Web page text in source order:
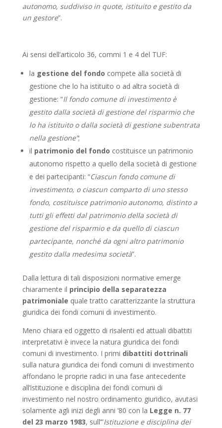
autonomo, suddiviso in quote, istituito e gestito da
un gestore”.
Ai sensi dell’articolo 36, commi 1 e 4 del TUF:
la gestione del fondo compete alla società di
gestione che lo ha istituito o ad altra società di
gestione: “Il fondo comune di investimento è
gestito dalla società di gestione del risparmio che
lo ha istituito o dalla società di gestione subentrata
nella gestione”;
il patrimonio del fondo costituisce un patrimonio
autonomo rispetto a quello della società di gestione
e dei partecipanti: “Ciascun fondo comune di
investimento, o ciascun comparto di uno stesso
fondo, costituisce patrimonio autonomo, distinto a
tutti gli effetti dal patrimonio della società di
gestione del risparmio e da quello di ciascun
partecipante, nonché da ogni altro patrimonio
gestito dalla medesima società”.
Dalla lettura di tali disposizioni normative emerge
chiaramente il principio della separatezza
patrimoniale quale tratto caratterizzante la struttura
giuridica dei fondi comuni di investimento.
Meno chiara ed oggetto di risalenti ed attuali dibattiti
interpretativi è invece la natura giuridica dei fondi
comuni di investimento. I primi dibattiti dottrinali
sulla natura giuridica dei fondi comuni di investimento
affondano le proprie radici in una fase antecedente
all’istituzione e disciplina dei fondi comuni di
investimento nel nostro ordinamento giuridico, avutasi
solamente agli inizi degli anni ’80 con la Legge n. 77
del 23 marzo 1983, sull’”Istituzione e disciplina dei